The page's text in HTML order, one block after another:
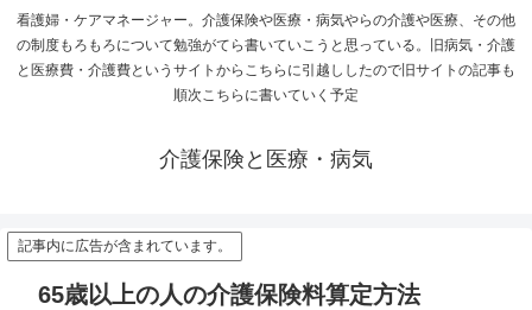
看護婦・ケアマネージャー。介護保険や医療・病気やらの介護や医療、その他
の制度もろもろについて勉強がてら書いていこうと思っている。旧病気・介護
と医療費・介護費というサイトからこちらに引越ししたので旧サイトの記事も
順次こちらに書いていく予定
介護保険と医療・病気
記事内に広告が含まれています。
65歳以上の人の介護保険料算定方法